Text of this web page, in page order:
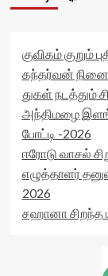
</div>
data-
rater-
data-
</div>
<span
stars-
title-
</
குவிகம் குறும்
கந்தர்வன்
துகள் நடத்தும்
அந்திமழை
போட்டி -2026
ஈரோடு வாசல்
எழுத்தாளர்
2026
சஹானா சிறந்த